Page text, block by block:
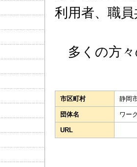
利用者、職
多くの方々
市区町村 静岡
団体名 ワー
URL